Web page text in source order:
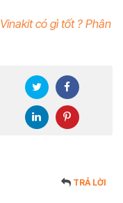
có gì tốt ? Phân
TRẢ LỜI